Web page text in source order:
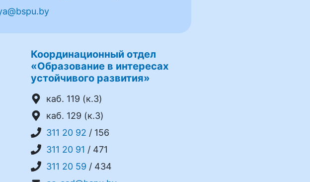
Координационный отдел
«Образование в интересах
устойчивого развития»
каб. 119 (к.3)
каб. 129 (к.3)
311 20 92 / 156
311 20 91 / 471
311 20 59 / 434